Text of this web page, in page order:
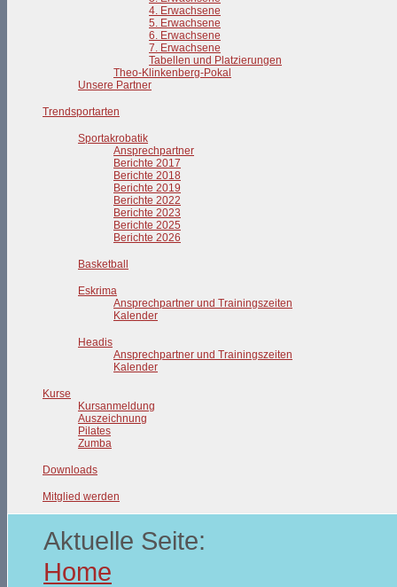
4. Erwachsene
5. Erwachsene
6. Erwachsene
7. Erwachsene
Tabellen und Platzierungen
Theo-Klinkenberg-Pokal
Unsere Partner
Trendsportarten
Sportakrobatik
Ansprechpartner
Berichte 2017
Berichte 2018
Berichte 2019
Berichte 2022
Berichte 2023
Berichte 2025
Berichte 2026
Basketball
Eskrima
Ansprechpartner und Trainingszeiten
Kalender
Headis
Ansprechpartner und Trainingszeiten
Kalender
Kurse
Kursanmeldung
Auszeichnung
Pilates
Zumba
Downloads
Mitglied werden
Aktuelle Seite:
Home